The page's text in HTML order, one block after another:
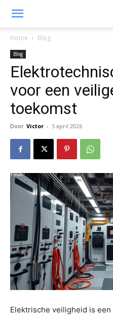
Home Blog
Blog
voor een
toekomst
Door Victor - 5 april 2026
Elektrische veiligheid is